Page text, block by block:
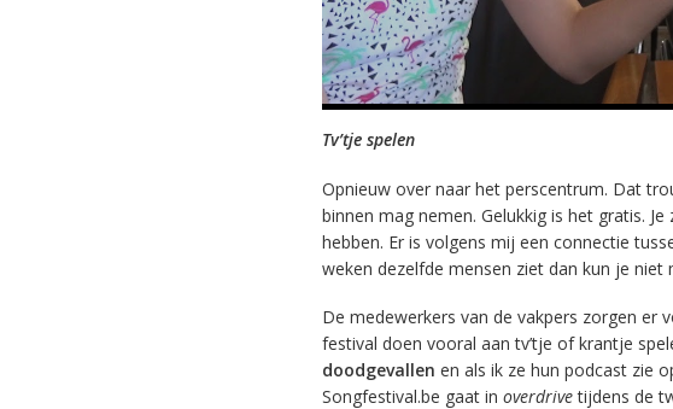
Tv’tje spelen
Opnieuw over naar het perscentrum. Dat
binnen mag nemen. Gelukkig is het gratis.
hebben. Er is volgens mij een connectie
weken dezelfde mensen ziet dan kun je
De medewerkers van de vakpers zorgen er
festival doen vooral aan tv’tje of krantje
doodgevallen en als ik ze hun podcast zie
Songfestival.be gaat in overdrivetijdens de